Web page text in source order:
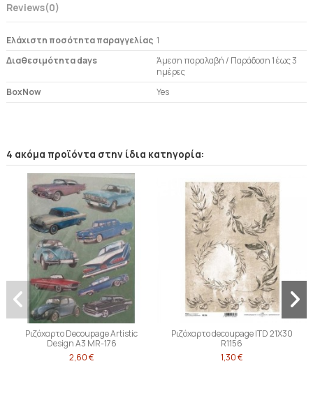
Reviews(0)
Ελάχιστη ποσότητα παραγγελίας 1
Διαθεσιμότητα days
Άμεση παραλαβή / Παράδoση 1 έως 3
ημέρες
BoxNow
Yes
4 ακόμα προϊόντα στην ίδια κατηγορία:
Ριζόχαρτο Decoupage Artistic
Design A3 MR-176
2,60 €
Ριζόχαρτο decoupage ITD 21X30
R1156
1,30 €